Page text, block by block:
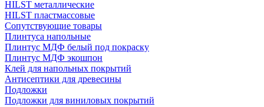
HILST металлические
HILST пластмассовые
Сопутствующие товары
Плинтуса напольные
Плинтус МДФ белый под покраску
Плинтус МДФ экошпон
Клей для напольных покрытий
Антисептики для древесины
Подложки
Подложки для виниловых покрытий